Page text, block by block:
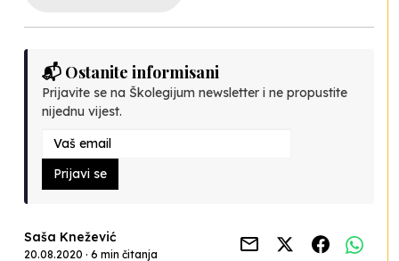
📬 Ostanite informisani
Prijavite se na Školegijum newsletter i ne propustite
nijednu vijest.
Prijavi se
Saša Knežević
20.08.2020 · 6 min čitanja